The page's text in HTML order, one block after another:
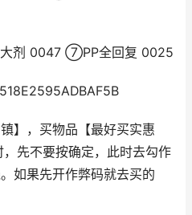
剂 0047 ⑦PP全回复 0025
】，买物品【最好买实惠
先不要按确定，此时去勾作
如果先开作弊码就去买的